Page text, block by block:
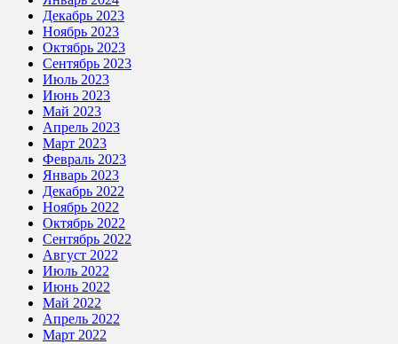
Декабрь 2023
Ноябрь 2023
Октябрь 2023
Сентябрь 2023
Июль 2023
Июнь 2023
Май 2023
Апрель 2023
Март 2023
Февраль 2023
Январь 2023
Декабрь 2022
Ноябрь 2022
Октябрь 2022
Сентябрь 2022
Август 2022
Июль 2022
Июнь 2022
Май 2022
Апрель 2022
Март 2022